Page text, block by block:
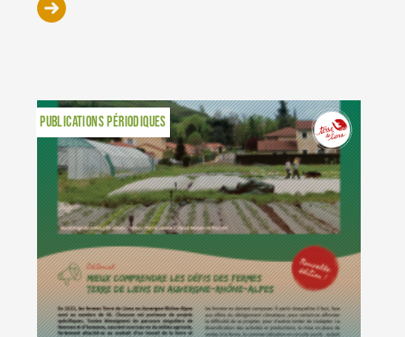
PUBLICATIONS PÉRIODIQUES